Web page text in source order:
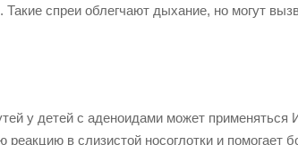
спреи облегчают дыхание, но могут
у детей с аденоидами может
в слизистой носоглотки и помогает